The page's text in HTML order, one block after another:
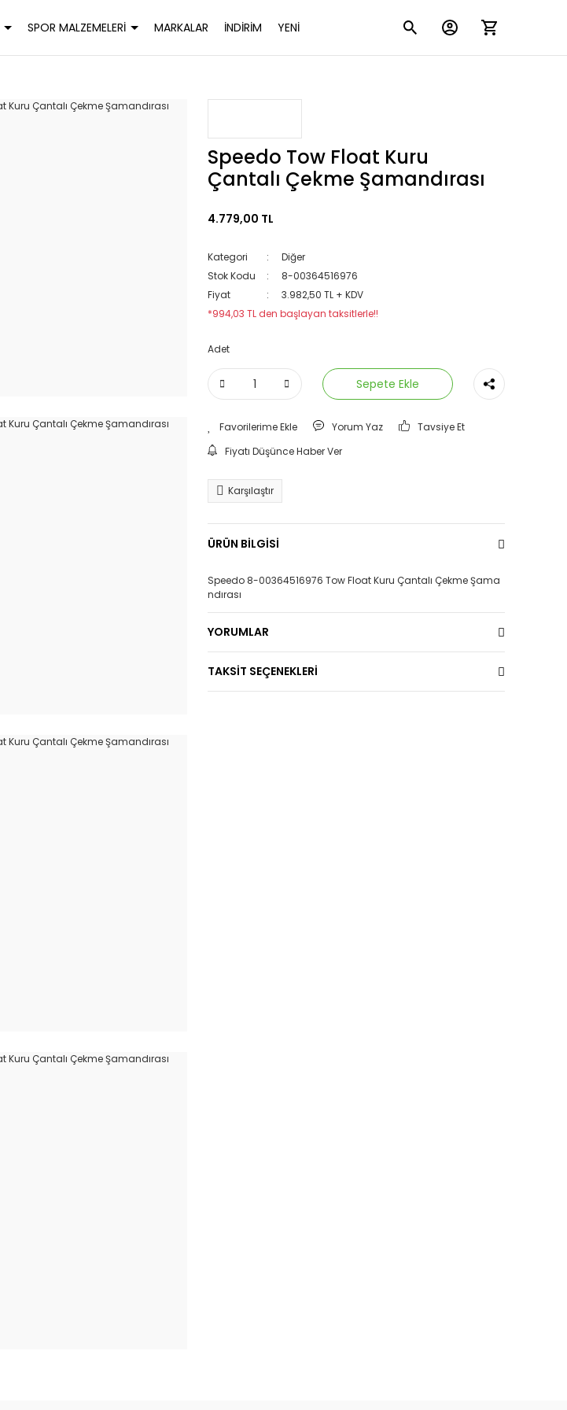
SPOR MALZEMELERİ MARKALAR İNDİRİM YENİ
Speedo Tow Float Kuru
Çantalı Çekme Şamandırası
4.779,00 TL
Kategori
Diğer
Stok Kodu
8-00364516976
Fiyat
3.982,50 TL + KDV
*994,03 TL den başlayan taksitlerle!!
Adet
Sepete Ekle
Yorum Yaz
Tavsiye Et
Fiyatı Düşünce Haber Ver
Karşılaştır
ÜRÜN BİLGİSİ
Speedo 8-00364516976 Tow Float Kuru Çantalı Çekme Şama
ndırası
YORUMLAR
TAKSİT SEÇENEKLERİ